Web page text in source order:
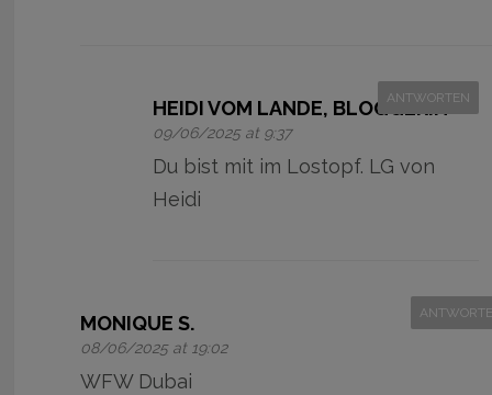
HEIDI VOM LANDE, BLOGGERIN
09/06/2025 at 9:37
ANTWORTEN
Du bist mit im Lostopf. LG von
Heidi
MONIQUE S.
08/06/2025 at 19:02
WFW Dubai